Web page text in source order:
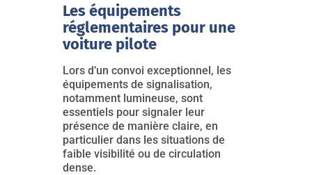
Les équipements
réglementaires pour une
voiture pilote
Lors d’un convoi exceptionnel, les
équipements de signalisation,
notamment lumineuse, sont
essentiels pour signaler leur
présence de manière claire, en
particulier dans les situations de
faible visibilité ou de circulation
dense.